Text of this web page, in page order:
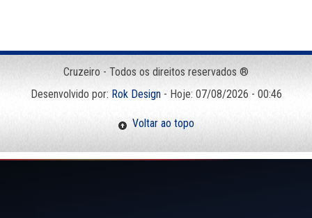
Cruzeiro - Todos os direitos reservados ®
Desenvolvido por: Rok Design- Hoje: 07/08/2026 - 00:46
Voltar ao topo